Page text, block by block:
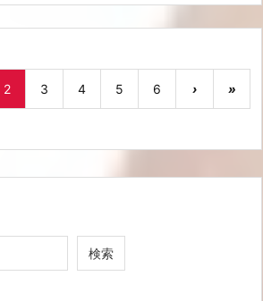
2 3 4 5 6 › »
検索